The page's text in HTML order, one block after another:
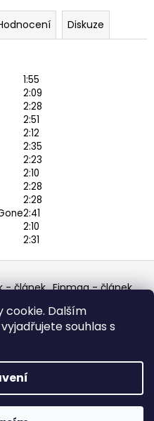
cookie. Dalším
souhlas s
Diskuze
1:55
2:09
2:28
2:51
2:12
2:35
2:23
2:10
2:28
2:28
2:41
2:10
2:31
- článek Finmag - článek
výběr z hroznů
Aukro
- osvědčený prodejce
atd.. Všechna práva